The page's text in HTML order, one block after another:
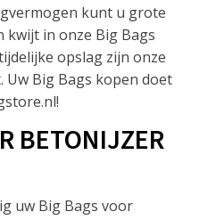
kunt u grote
kwijt in onze Big Bags
opslag zijn onze
Uw Big Bags kopen doet
BETONIJZER
uw Big Bags voor